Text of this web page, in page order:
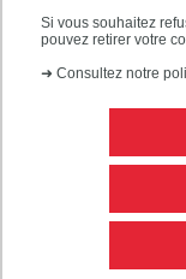
Si vous souhaitez
pouvez retirer votre
➜ Consultez notre
Personnaliser les